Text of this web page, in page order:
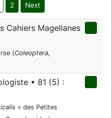
2 Next
Cahiers Magellanes
(Coleoptera,
• 81 (5) :
» des Petites